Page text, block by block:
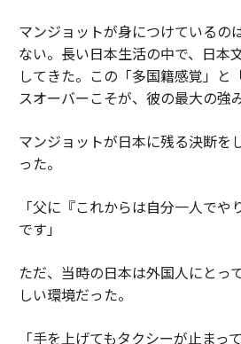
マンジョットが身につけているの
ない。長い日本生活の中で、日本
してきた。この「多国籍感覚」と
スオーバーこそが、彼の最大の強
マンジョットが日本に残る決断を
った。
「父に『これからは自分一人で
です」
ただ、当時の日本は外国人にとっ
しい環境だった。
「手を上げてもタクシーが止まっ